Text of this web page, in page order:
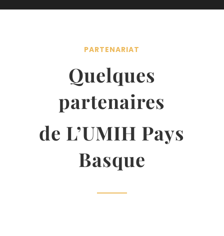
PARTENARIAT
Quelques
partenaires
de L’UMIH Pays
Basque